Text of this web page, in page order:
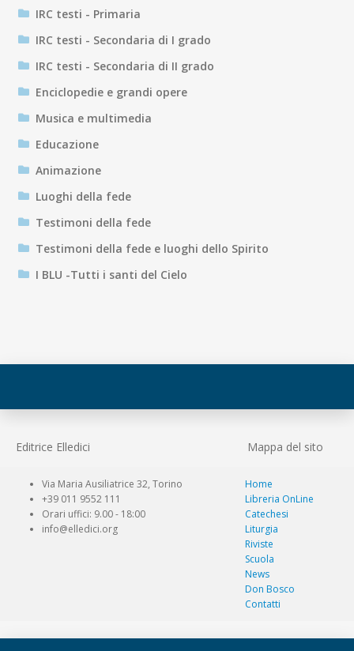
IRC testi - Primaria
IRC testi - Secondaria di I grado
IRC testi - Secondaria di II grado
Enciclopedie e grandi opere
Musica e multimedia
Educazione
Animazione
Luoghi della fede
Testimoni della fede
Testimoni della fede e luoghi dello Spirito
I BLU -Tutti i santi del Cielo
Editrice Elledici Mappa del sito
Via Maria Ausiliatrice 32, Torino
+39 011 9552 111
Orari uffici: 9.00 - 18:00
info@elledici.org
Home
Libreria OnLine
Catechesi
Liturgia
Riviste
Scuola
News
Don Bosco
Contatti